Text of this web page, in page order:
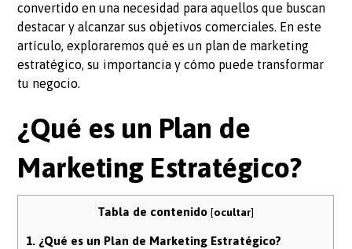
convertido en una necesidad para aquellos que buscan
destacar y alcanzar sus objetivos comerciales. En este
artículo, exploraremos qué es un plan de marketing
estratégico, su importancia y cómo puede transformar
tu negocio.
¿Qué es un Plan de
Marketing Estratégico?
Tabla de contenido [ocultar]
1. ¿Qué es un Plan de Marketing Estratégico?